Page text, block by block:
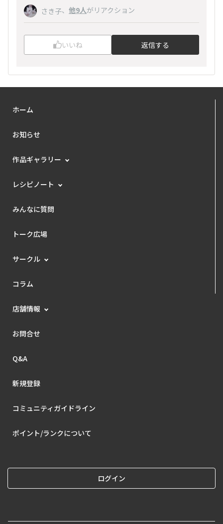
さき子、 他9人がリアクション
いいね 返信する
ホーム
お知らせ
作品ギャラリー
レシピノート
みんなに質問
トーク広場
サークル
コラム
店舗情報
お問合せ
Q&A
新規登録
コミュニティガイドライン
ポイント/ランクについて
ログイン